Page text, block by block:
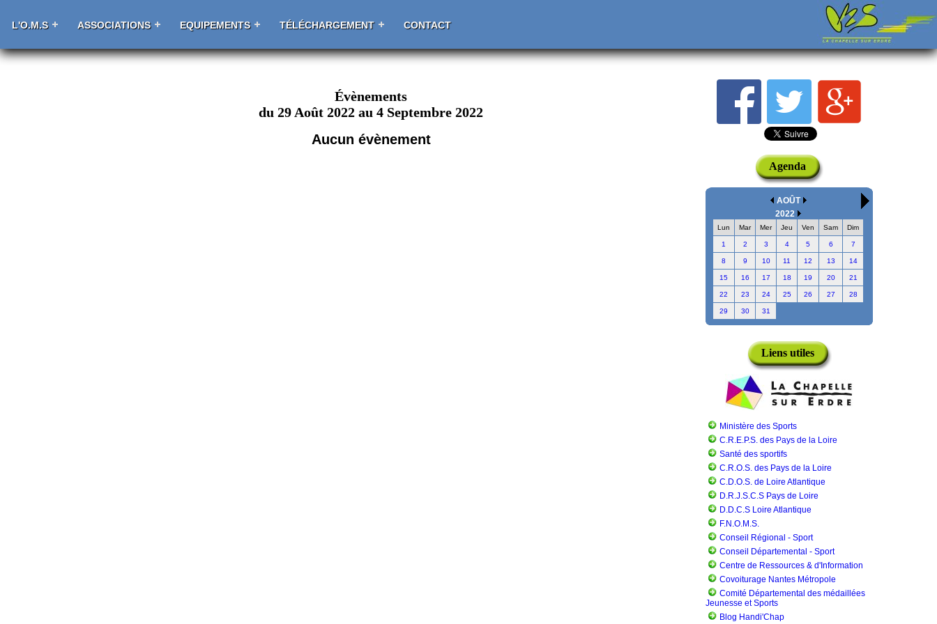
L'O.M.S ASSOCIATIONS EQUIPEMENTS TÉLÉCHARGEMENT CONTACT
Évènements
du 29 Août 2022 au 4 Septembre 2022
Aucun évènement
Agenda
AOÛT
2022
Lun Mar Mer Jeu Ven Sam Dim
1 2 3 4 5 6 7
8 9 10 11 12 13 14
15 16 17 18 19 20 21
22 23 24 25 26 27 28
29 30 31
Liens utiles
Ministère des Sports
C.R.E.P.S. des Pays de la Loire
Santé des sportifs
C.R.O.S. des Pays de la Loire
C.D.O.S. de Loire Atlantique
D.R.J.S.C.S Pays de Loire
D.D.C.S Loire Atlantique
F.N.O.M.S.
Conseil Régional - Sport
Conseil Départemental - Sport
Centre de Ressources & d'Information
Covoiturage Nantes Métropole
Comité Départemental des médaillées
Jeunesse et Sports
Blog Handi'Chap